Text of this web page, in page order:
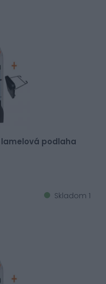
lamelová podlaha
Skladom 1